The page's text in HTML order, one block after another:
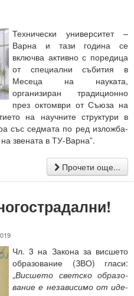
Варна
Технически университет –
Варна и тази година се
включва активно с поредица
от специални събития в
Месеца на науката,
организиран традиционно
през октомври от Съюза на
на научните структури в
със седмата по ред изложба-
звената в ТУ-Варна”.
Прочети още...
Чл. 3 на За­ко­на за вис­ше­то
об­ра­зо­ва­ние (ЗВО) гла­си:
„Вис­ше­то свет­ско об­ра­зо­
ва­ние е не­за­ви­си­мо от иде­